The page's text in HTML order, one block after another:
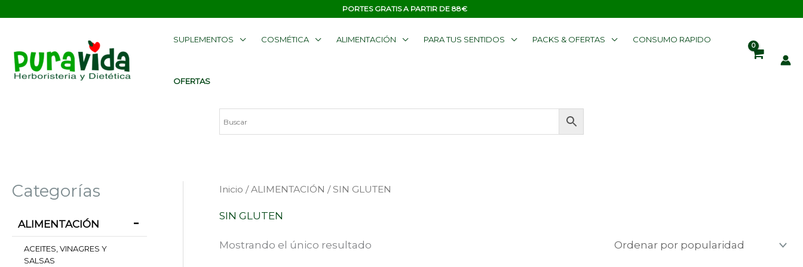
PORTES GRATIS A PARTIR DE 88€
SUPLEMENTOS COSMÉTICA ALIMENTACIÓN PARA TUS SENTIDOS PACKS & OFERTAS CONSUMO RAPIDO
OFERTAS
Categorías
ALIMENTACIÓN
ACEITES, VINAGRES Y
SALSAS
Inicio /ALIMENTACIÓN / SIN GLUTEN
SIN GLUTEN
Mostrando el único resultado